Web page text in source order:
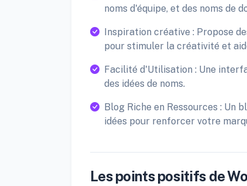
noms d'équipe, et des noms de
Inspiration créative : Propose
pour stimuler la créativité et
Facilité d'Utilisation : Une
des idées de noms.
Blog Riche en Ressources : Un
idées pour renforcer votre
Les points positifs de